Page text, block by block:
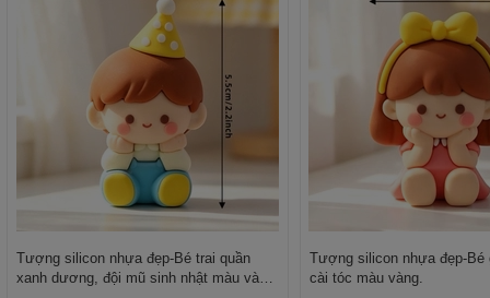
Tượng silicon nhựa đẹp-Bé trai quần
xanh dương, đội mũ sinh nhật màu vàng
Tượng silicon nhựa đẹp-Bé
cài tóc màu vàng.